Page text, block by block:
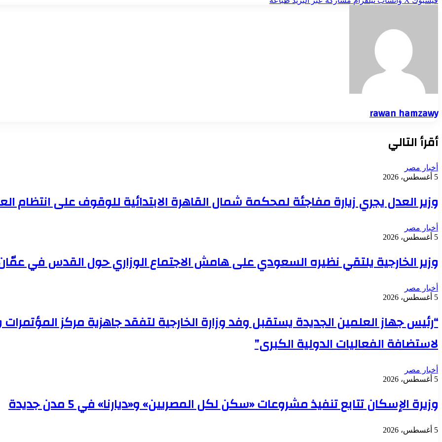
rawan hamzawy
أقرأ التالي
أخبار مصر
5 أغسطس، 2026
وزير العدل يجري زيارة مفاجئة لمحكمة شمال القاهرة الابتدائية للوقوف على انتظام
أخبار مصر
5 أغسطس، 2026
وزير الخارجية يلتقي نظيره السعودي على هامش الاجتماع الوزاري حول القدس في
أخبار مصر
5 أغسطس، 2026
“رئيس جهاز العلمين الجديدة يستقبل وفد وزارة الخارجية لتفقد جاهزية مركز
لاستضافة الفعاليات الدولية الكبرى”
أخبار مصر
5 أغسطس، 2026
وزيرة الإسكان تتابع تنفيذ مشروعات «سكن لكل المصريين» و«ديارنا» في 5 مدن جديدة
5 أغسطس، 2026